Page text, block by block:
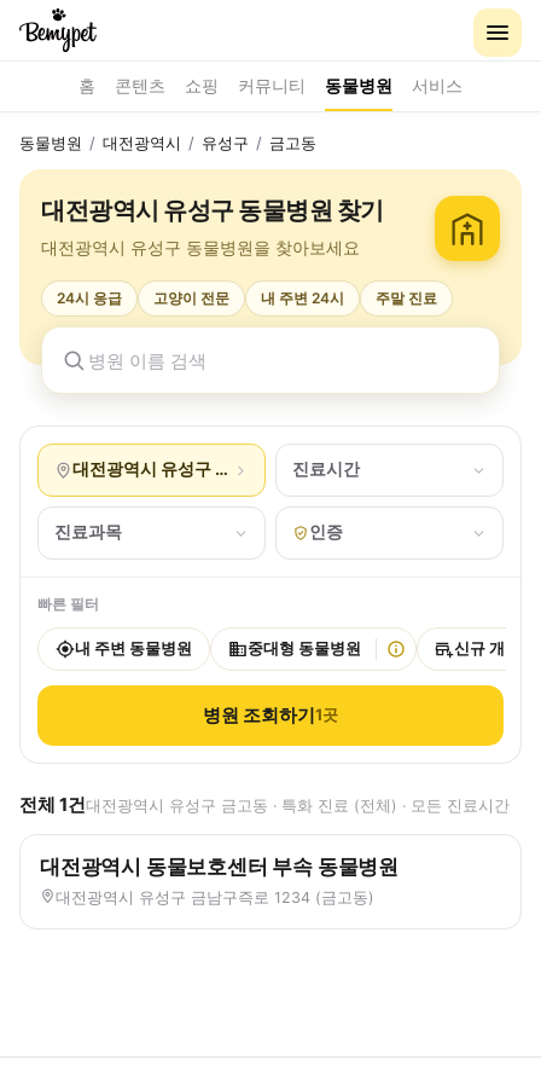
홈 콘텐츠 쇼핑 커뮤니티 동물병원 서비스
동물병원 / 대전광역시 / 유성구 / 금고동
대전광역시 유성구 동물병원 찾기
대전광역시 유성구 동물병원을 찾아보세요
24시 응급 고양이 전문 내 주변 24시 주말 진료
대전광역시 유성구 금고동 진료시간
진료과목 인증
빠른 필터
내 주변 동물병원 중대형 동물병원 신규 개원
병원 조회하기1곳
전체 1건대전광역시 유성구 금고동 · 특화 진료 (전체) · 모든 진료시간
대전광역시 동물보호센터 부속 동물병원
대전광역시 유성구 금남구즉로 1234 (금고동)